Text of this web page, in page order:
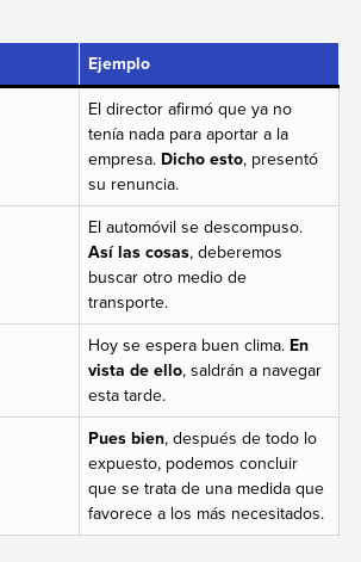
Ejemplo
El director afirmó que ya no
tenía nada para aportar a la
empresa. Dicho esto, presentó
su renuncia.
El automóvil se descompuso.
Así las cosas, deberemos
buscar otro medio de
transporte.
Hoy se espera buen clima. En
vista de ello, saldrán a navegar
esta tarde.
Pues bien, después de todo lo
expuesto, podemos concluir
que se trata de una medida que
favorece a los más necesitados.